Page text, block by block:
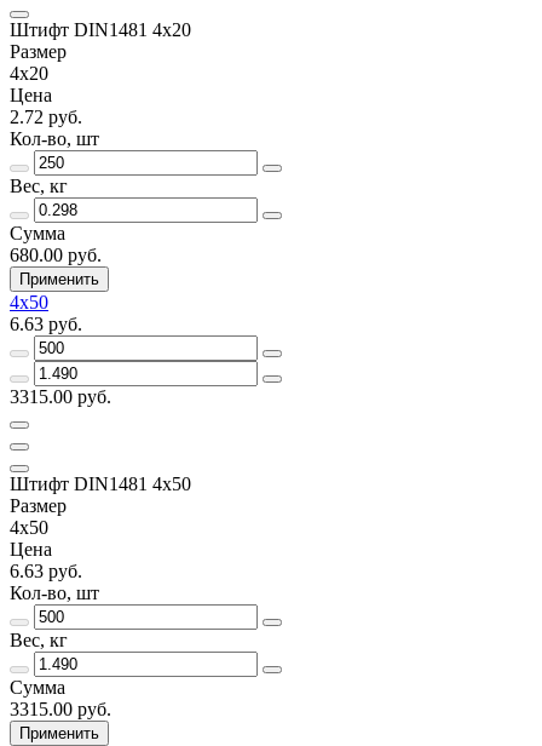
Штифт DIN1481 4х20
Размер
4х20
Цена
2.72 руб.
Кол-во, шт
Вес, кг
Сумма
680.00 руб.
Применить
4х50
6.63 руб.
3315.00 руб.
Штифт DIN1481 4х50
Размер
4х50
Цена
6.63 руб.
Кол-во, шт
Вес, кг
Сумма
3315.00 руб.
Применить